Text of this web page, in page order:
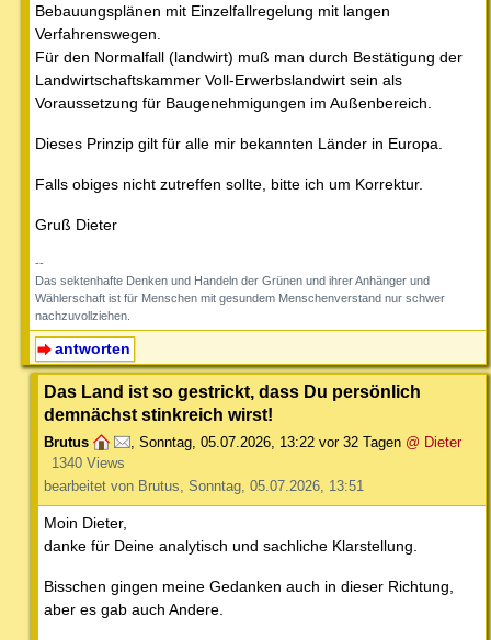
Bebauungsplänen mit Einzelfallregelung mit langen
Verfahrenswegen.
Für den Normalfall (landwirt) muß man durch Bestätigung der
Landwirtschaftskammer Voll-Erwerbslandwirt sein als
Voraussetzung für Baugenehmigungen im Außenbereich.
Dieses Prinzip gilt für alle mir bekannten Länder in Europa.
Falls obiges nicht zutreffen sollte, bitte ich um Korrektur.
Gruß Dieter
--
Das sektenhafte Denken und Handeln der Grünen und ihrer Anhänger und
Wählerschaft ist für Menschen mit gesundem Menschenverstand nur schwer
nachzuvollziehen.
antworten
Das Land ist so gestrickt, dass Du persönlich
demnächst stinkreich wirst!
Brutus , Sonntag, 05.07.2026, 13:22 vor 32 Tagen @ Dieter
1340 Views
bearbeitet von Brutus, Sonntag, 05.07.2026, 13:51
Moin Dieter,
danke für Deine analytisch und sachliche Klarstellung.
Bisschen gingen meine Gedanken auch in dieser Richtung,
aber es gab auch Andere.